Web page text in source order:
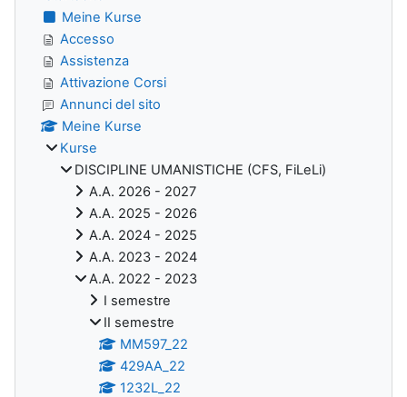
Meine Kurse
Accesso
Assistenza
Attivazione Corsi
Annunci del sito
Meine Kurse
Kurse
DISCIPLINE UMANISTICHE (CFS, FiLeLi)
A.A. 2026 - 2027
A.A. 2025 - 2026
A.A. 2024 - 2025
A.A. 2023 - 2024
A.A. 2022 - 2023
I semestre
II semestre
MM597_22
429AA_22
1232L_22